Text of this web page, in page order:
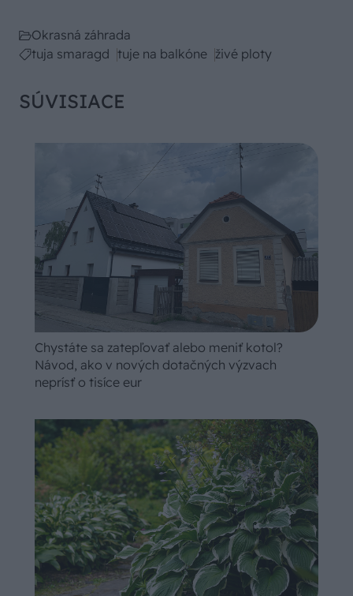
Okrasná záhrada
tuja smaragd tuje na balkóne živé ploty
SÚVISIACE
Chystáte sa zatepľovať alebo meniť kotol?
Návod, ako v nových dotačných výzvach
neprísť o tisíce eur